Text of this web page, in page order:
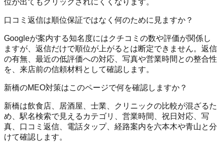
位が出てもクリックされにくくなります。
口コミ返信は順位保証ではなく何のために見ますか？
Googleが案内する知名度にはクチコミの数や評価が関係し
ますが、返信だけで順位が上がるとは断定できません。返信
の有無、最近の低評価への対応、写真や営業時間との整合性
を、来店前の信頼材料として確認します。
新橋のMEO対策はこのページで何を確認しますか？
新橋は飲食店、居酒屋、士業、クリニックの比較が混ざるた
め、駅名検索で見えるカテゴリ、営業時間、祝日対応、写
真、口コミ返信、電話タップ、経路案内を六本木や青山と分
けて確認します。